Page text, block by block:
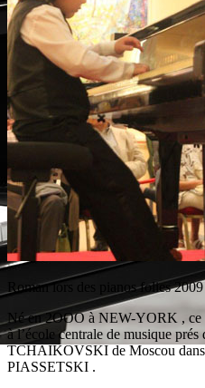
Roman lors des pianos folies 2009
Né en 2OOO à NEW-YORK , ce
à l’école centrale de musique
TCHAIKOVSKI de Moscou dans
PIASSETSKI .